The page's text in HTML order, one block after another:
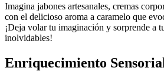
Imagina jabones artesanales, cremas
con el delicioso aroma a caramelo que
¡Deja volar tu imaginación y sorprende a
inolvidables!
Enriquecimiento